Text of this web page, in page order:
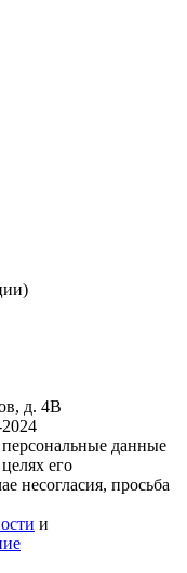
д. 4В
данные
его
несогласия, просьба
и